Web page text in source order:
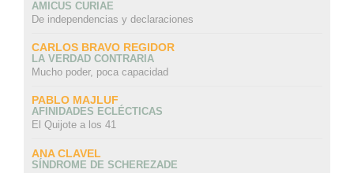
AMICUS CURIAE
De independencias y declaraciones
CARLOS BRAVO REGIDOR
LA VERDAD CONTRARIA
Mucho poder, poca capacidad
PABLO MAJLUF
AFINIDADES ECLÉCTICAS
El Quijote a los 41
ANA CLAVEL
SÍNDROME DE SCHEREZADE